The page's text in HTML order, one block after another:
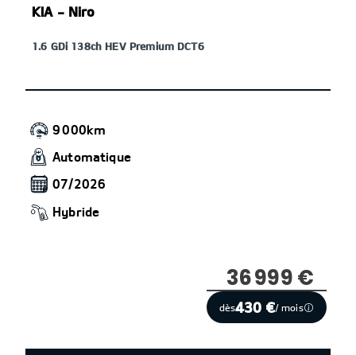
KIA - Niro
1.6 GDi 138ch HEV Premium DCT6
9 000km
Automatique
07/2026
Hybride
36 999 €
dès430 €/ mois